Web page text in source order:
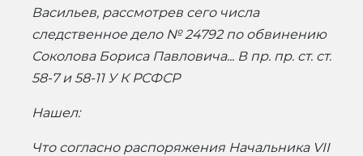
Васильев, рассмотрев сего числа
следственное дело № 24792 по обвинению
Соколова Бориса Павловича... В пр. пр. ст. ст.
58-7 и 58-11 У К РСФСР
Нашел:
Что согласно распоряжения Начальника VII